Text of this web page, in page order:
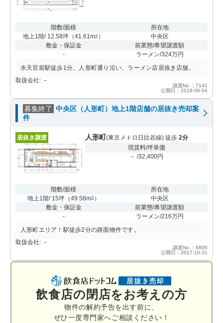
階数/面積
地上1階/ 12.58坪 （41.61m2 ）
所在地
中央区
敷金・保証金
-
前業態/希望譲渡額
ラーメン/324万円
水天宮前駅徒歩1分。人形町通り沿い、ラーメン店居抜き店舗。
取扱会社: －
譲渡No.：7141
公開日：2018-06-04
募集終了 中央区（人形町）地上1階店舗の居抜き売却案
件
居抜き譲渡 人形町(東京メトロ日比谷線) 徒歩 2分
現賃料/坪単価
－ /32,400円
階数/面積
地上1階/ 15坪（49.58m2 ）
所在地
中央区
敷金・保証金
-
前業態/希望譲渡額
ラーメン/216万円
人形町エリア！駅徒歩2分の路面物件です。
取扱会社: －
譲渡No.：6806
公開日：2017-10-31
飲食店の閉店をお考えの方
物件の解約予告を出す前に、
ぜひ一度専門家へご相談ください！